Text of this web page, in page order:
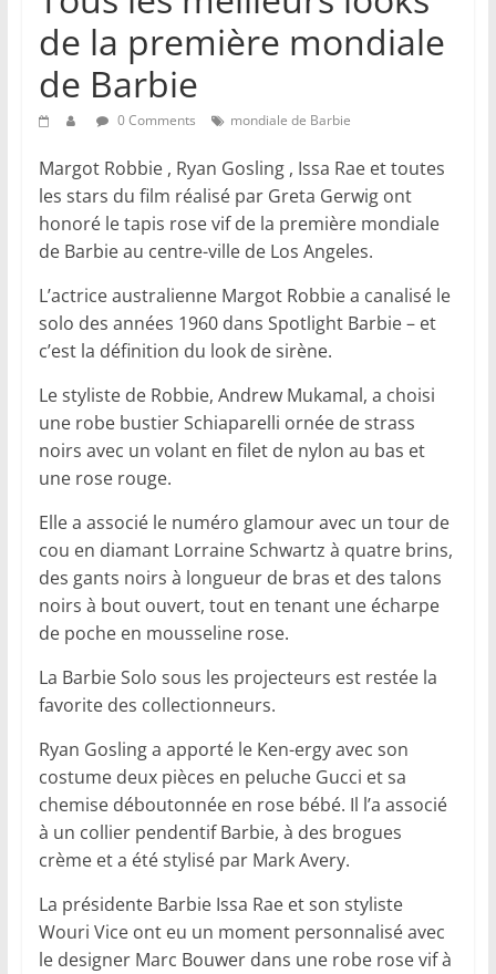
de la première mondiale
de Barbie
0 Comments mondiale de Barbie
Margot Robbie , Ryan Gosling , Issa Rae et toutes
les stars du film réalisé par Greta Gerwig ont
honoré le tapis rose vif de la première mondiale
de Barbie au centre-ville de Los Angeles.
L’actrice australienne Margot Robbie a canalisé le
solo des années 1960 dans Spotlight Barbie – et
c’est la définition du look de sirène.
Le styliste de Robbie, Andrew Mukamal, a choisi
une robe bustier Schiaparelli ornée de strass
noirs avec un volant en filet de nylon au bas et
une rose rouge.
Elle a associé le numéro glamour avec un tour de
cou en diamant Lorraine Schwartz à quatre brins,
des gants noirs à longueur de bras et des talons
noirs à bout ouvert, tout en tenant une écharpe
de poche en mousseline rose.
La Barbie Solo sous les projecteurs est restée la
favorite des collectionneurs.
Ryan Gosling a apporté le Ken-ergy avec son
costume deux pièces en peluche Gucci et sa
chemise déboutonnée en rose bébé. Il l’a associé
à un collier pendentif Barbie, à des brogues
crème et a été stylisé par Mark Avery.
La présidente Barbie Issa Rae et son styliste
Wouri Vice ont eu un moment personnalisé avec
le designer Marc Bouwer dans une robe rose vif à